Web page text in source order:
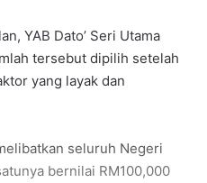
YAB Dato’ Seri Utama
tersebut dipilih setelah
yang layak dan
seluruh Negeri
bernilai RM100,000